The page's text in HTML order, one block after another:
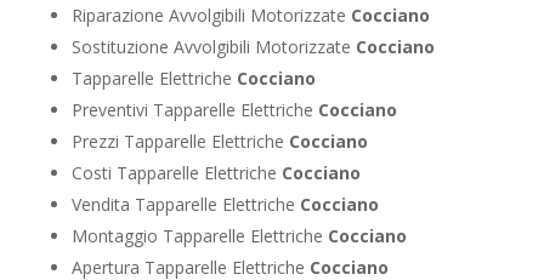
Riparazione Avvolgibili Motorizzate Cocciano
Sostituzione Avvolgibili Motorizzate Cocciano
Tapparelle Elettriche Cocciano
Preventivi Tapparelle Elettriche Cocciano
Prezzi Tapparelle Elettriche Cocciano
Costi Tapparelle Elettriche Cocciano
Vendita Tapparelle Elettriche Cocciano
Montaggio Tapparelle Elettriche Cocciano
Apertura Tapparelle Elettriche Cocciano